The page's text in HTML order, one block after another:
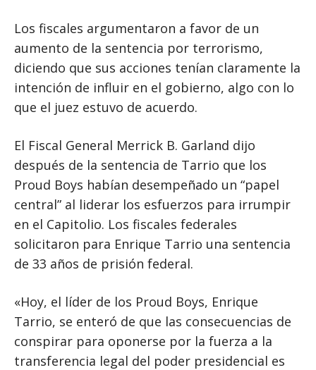
Los fiscales argumentaron a favor de un
aumento de la sentencia por terrorismo,
diciendo que sus acciones tenían claramente la
intención de influir en el gobierno, algo con lo
que el juez estuvo de acuerdo.
El Fiscal General Merrick B. Garland dijo
después de la sentencia de Tarrio que los
Proud Boys habían desempeñado un “papel
central” al liderar los esfuerzos para irrumpir
en el Capitolio. Los fiscales federales
solicitaron para Enrique Tarrio una sentencia
de 33 años de prisión federal.
«Hoy, el líder de los Proud Boys, Enrique
Tarrio, se enteró de que las consecuencias de
conspirar para oponerse por la fuerza a la
transferencia legal del poder presidencial es